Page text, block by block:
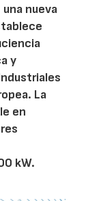
nueva
y
La
en
kW.